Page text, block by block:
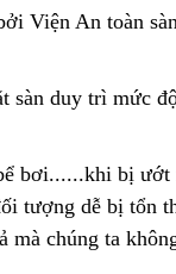
Viện An toàn
sàn duy trì mức
bơi......khi bị ướt
tượng dễ bị tổn
mà chúng ta